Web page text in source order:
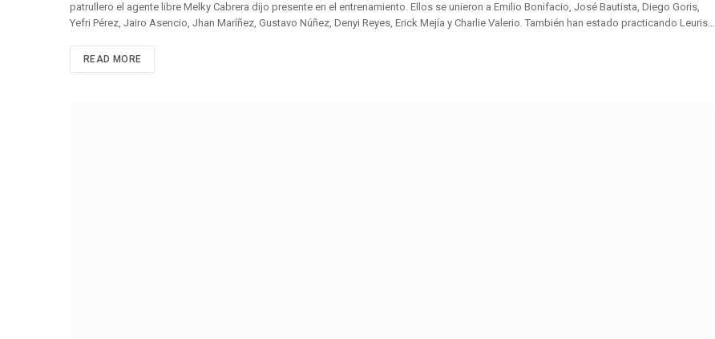
patrullero el agente libre Melky Cabrera dijo presente en el entrenamiento. Ellos se unieron a Emilio Bonifacio, José Bautista, Diego Goris,
Yefri Pérez, Jairo Asencio, Jhan Maríñez, Gustavo Núñez, Denyi Reyes, Erick Mejía y Charlie Valerio. También han estado practicando Leuris…
READ MORE